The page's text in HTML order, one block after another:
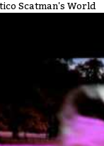
Scatman's World